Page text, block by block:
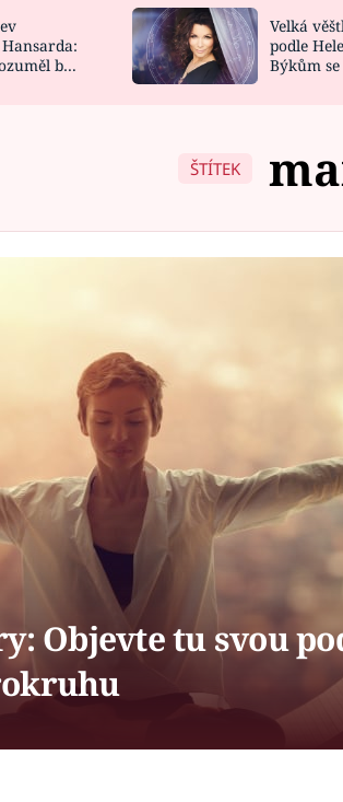
NOVINKY
VIDEORECEPTY
by
Velká
podle
Býkům
ŠTÍTEK
Objevte tu svou